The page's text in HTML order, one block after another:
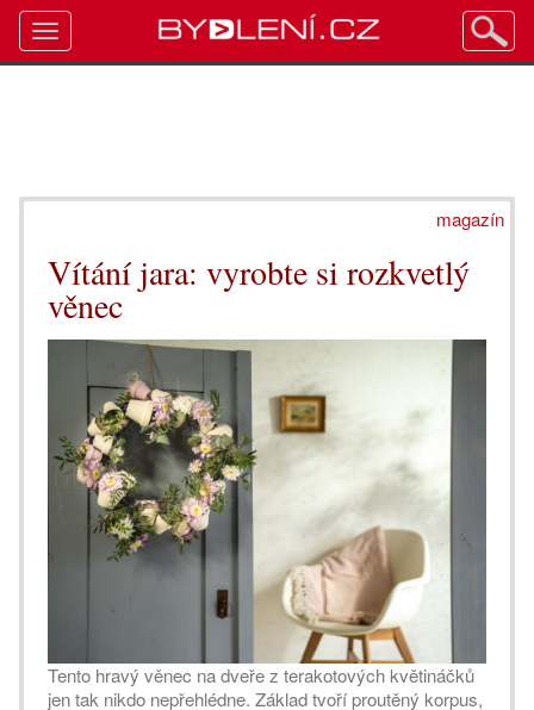
magazín
Vítání jara: vyrobte si rozkvetlý
věnec
Tento hravý věnec na dveře z terakotových květináčků
jen tak nikdo nepřehlédne. Základ tvoří proutěný korpus,
Toggle
navigation